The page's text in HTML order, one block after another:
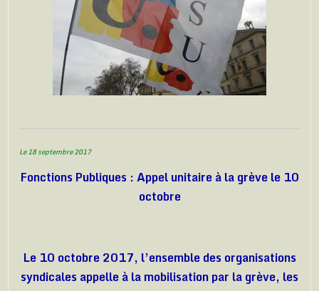
Le 18 septembre 2017
Fonctions Publiques : Appel unitaire à la grève le 10
octobre
Le 10 octobre 2017, l’ensemble des organisations
syndicales appelle à la mobilisation par la grève, les